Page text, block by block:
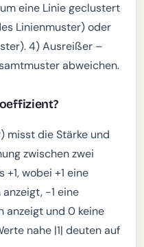
eine Linie geclustert
Linienmuster) oder
4) Ausreißer –
abweichen.
misst die Stärke und
zwischen zwei
wobei +1 eine
-1 eine
anzeigt und 0 keine
nahe |1| deuten auf